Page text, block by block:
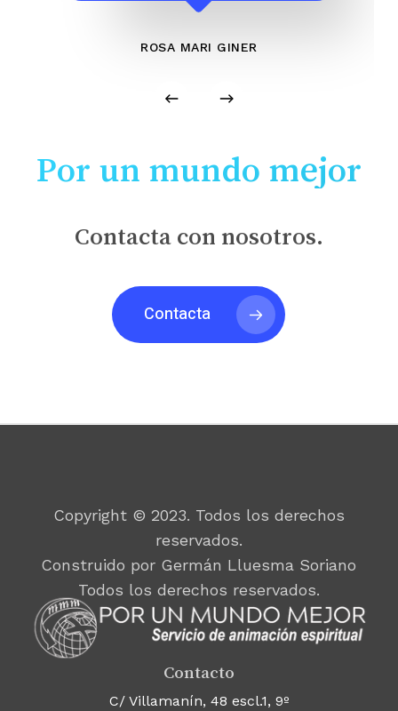
ROSA MARI GINER
Por un mundo mejor
Contacta con nosotros.
Contacta
Copyright © 2023. Todos los derechos
reservados.
Construido por Germán Lluesma Soriano
Todos los derechos reservados.
Contacto
C/ Villamanín, 48 escl.1, 9º